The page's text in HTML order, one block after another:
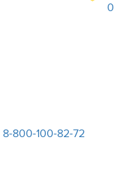
0
8-800-100-82-72